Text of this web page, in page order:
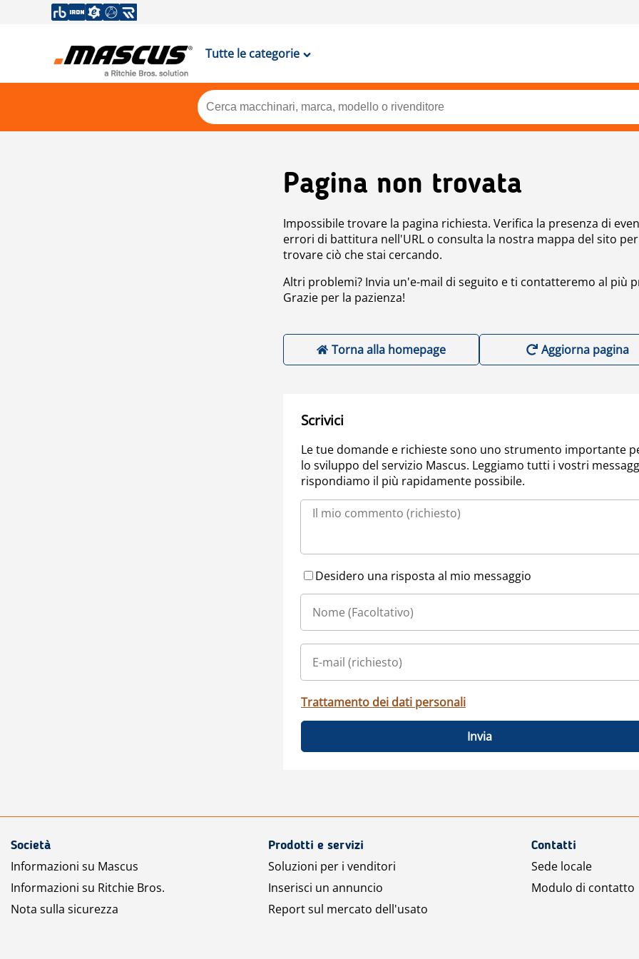
Tutte le categorie
Pagina non trovata
Impossibile trovare la pagina richiesta. Verifica la presenza di
errori di battitura nell'URL o consulta la nostra mappa del sito per
trovare ciò che stai cercando.
Altri problemi? Invia un'e-mail di seguito e ti contatteremo al più
Grazie per la pazienza!
Torna alla homepage Aggiorna pagina
Scrivici
Le tue domande e richieste sono uno strumento importante
lo sviluppo del servizio Mascus. Leggiamo tutti i vostri
rispondiamo il più rapidamente possibile.
Desidero una risposta al mio messaggio
Trattamento dei dati personali
Invia
Società
Informazioni su Mascus
Informazioni su Ritchie Bros.
Nota sulla sicurezza
Prodotti e servizi
Soluzioni per i venditori
Inserisci un annuncio
Report sul mercato dell'usato
Contatti
Sede locale
Modulo di contatto